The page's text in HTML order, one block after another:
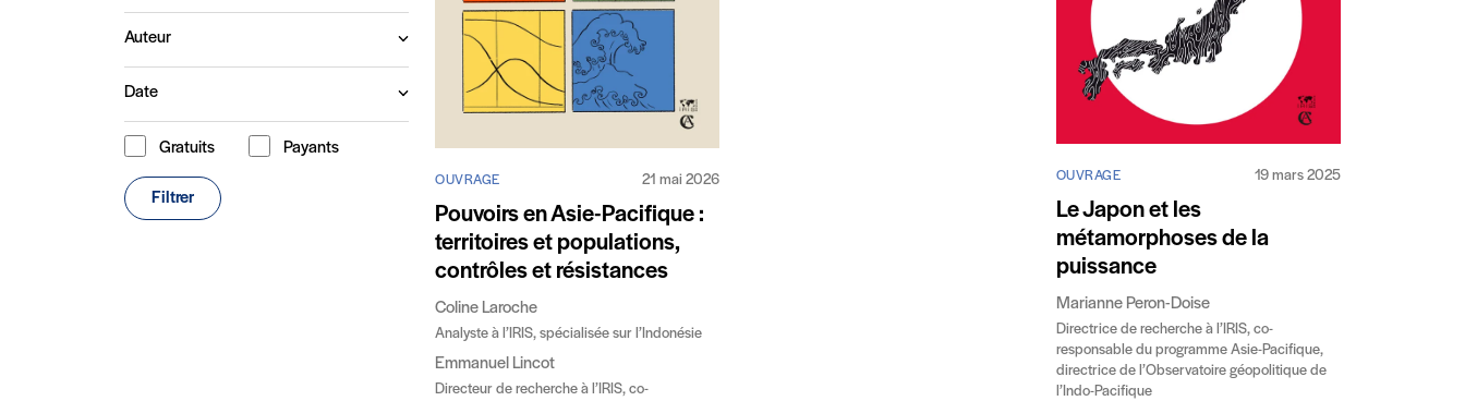
Auteur
Date
Type de contenu
Gratuits Payants
Filtrer
OUVRAGE 21 mai 2026
Pouvoirs en Asie-Pacifique :
territoires et populations,
contrôles et résistances
Coline Laroche
Analyste à l’IRIS, spécialisée sur l’Indonésie
Emmanuel Lincot
Directeur de recherche à l’IRIS, co-
OUVRAGE 19 mars 2025
Le Japon et les
métamorphoses de la
puissance
Marianne Peron-Doise
Directrice de recherche à l’IRIS, co-
responsable du programme Asie-Pacifique,
directrice de l’Observatoire géopolitique de
l’Indo-Pacifique